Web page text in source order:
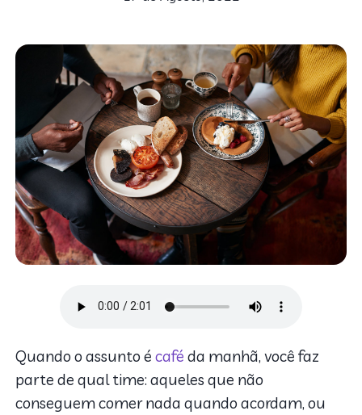
Quando o assunto écafé da manhã, você faz
parte de qual time: aqueles que não
conseguem comer nada quando acordam, ou